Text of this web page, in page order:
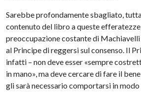
Sarebbe profondamente sbagliato,
contenuto del libro a queste
preoccupazione costante di
al Principe di reggersi sul consenso. Il
infatti – non deve esser «sempre
in mano», ma deve cercare di fare il
gli sarà necessario comportarsi in modo